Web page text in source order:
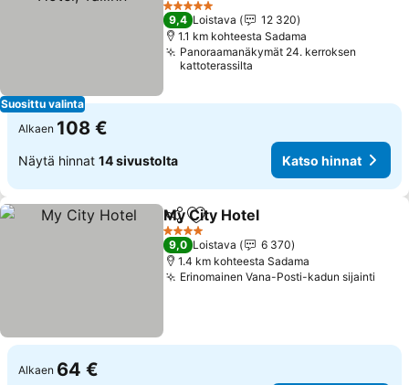
Suosittu valinta
Katso hinnat
5 Tähtiluokitus
9,4 Loistava
12 320
1.1 km kohteesta Sadama
Panoraamanäkymät 24. kerroksen
kattoterassilta
Alkaen 108 €
Näytä hinnat 14 sivustolta Katso hinnat
Jaa Lisää suosikkeihin
My City Hotel
4 Tähtiluokitus
9,0 Loistava
6 370
1.4 km kohteesta Sadama
Erinomainen Vana-Posti-kadun sijainti
Alkaen 64 €